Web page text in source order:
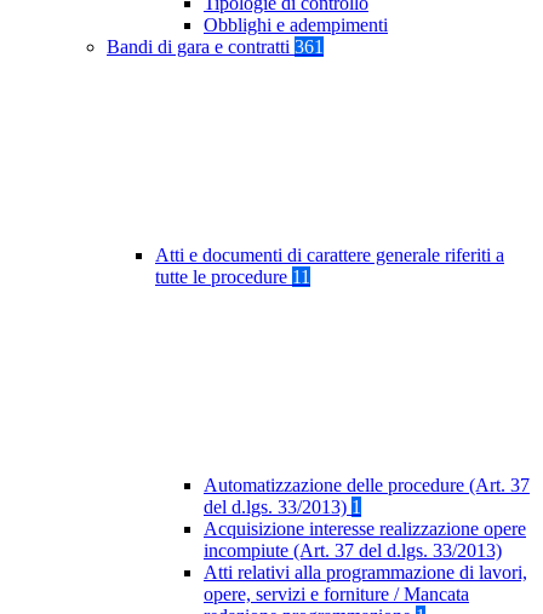
Obblighi e adempimenti
Bandi di gara e contratti 361
Atti e documenti di carattere generale riferiti a
tutte le procedure 11
Automatizzazione delle procedure (Art. 37
del d.lgs. 33/2013) 1
Acquisizione interesse realizzazione opere
incompiute (Art. 37 del d.lgs. 33/2013)
Atti relativi alla programmazione di lavori,
opere, servizi e forniture / Mancata